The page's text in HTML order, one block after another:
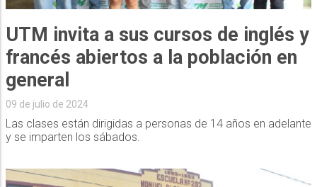
UTM invita a sus cursos de inglés y
francés abiertos a la población en
general
09 de julio de 2024
Las clases están dirigidas a personas de 14 años en adelante
y se imparten los sábados.